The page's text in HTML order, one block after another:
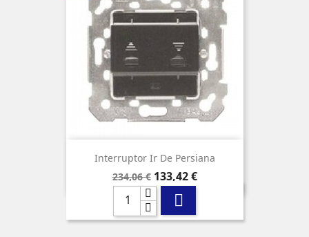
Interruptor Ir De Persiana
Precio
base
234,06 € Precio
133,42 €
